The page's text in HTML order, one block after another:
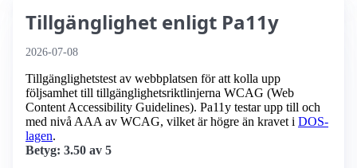
Tillgänglighet enligt Pa11y
2026-07-08
Tillgänglighetstest av webbplatsen för att kolla upp
följsamhet till tillgänglighets­riktlinjerna WCAG (Web
Content Accessibility Guidelines). Pa11y testar upp till och
med nivå AAA av WCAG, vilket är högre än kravet i DOS-
lagen.
Betyg: 3.50 av 5